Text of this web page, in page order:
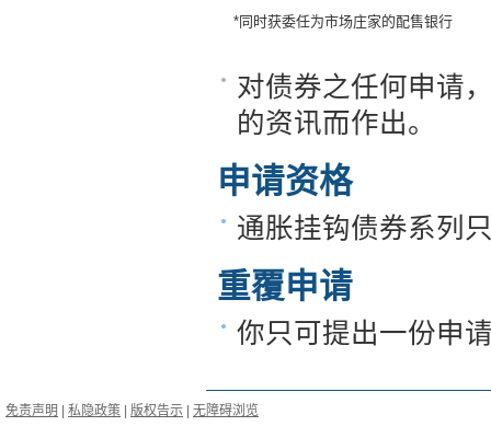
*同时获委任为市场庄家的配售银行
对债券之任何申请
的资讯而作出。
申请资格
通胀挂钩债券系列
重覆申请
你只可提出一份申
免责声明 私隐政策 版权告示 无障碍浏览